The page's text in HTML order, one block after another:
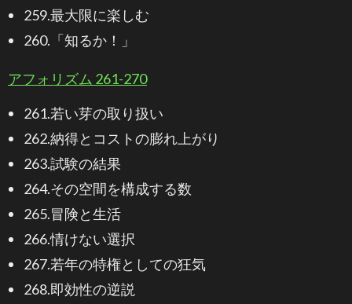
259.最大限に楽しむ
260.「知るか！」
アフォリズム 261-270
261.若い芽の取り扱い
262.納得とコストの膨れ上がり
263.試験の結果
264.その空間を構成する数
265.冒険と生活
266.情けない選択
267.若年の特権としての狂気
268.即効性の逆説